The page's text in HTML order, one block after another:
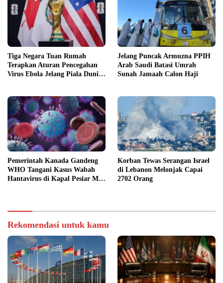
Tiga Negara Tuan Rumah
Terapkan Aturan Pencegahan
Virus Ebola Jelang Piala Dunia
Jelang Puncak Armuzna PPIH
Arab Saudi Batasi Umrah
Sunah Jamaah Calon Haji
Pemerintah Kanada Gandeng
WHO Tangani Kasus Wabah
Hantavirus di Kapal Pesiar MV
Korban Tewas Serangan Israel
di Lebanon Melonjak Capai
2702 Orang
Rekomendasi untuk kamu